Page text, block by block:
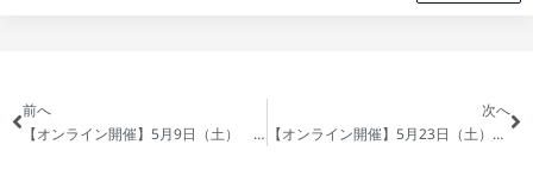
前へ
【オンライン開催】5月9日（土） -【節税×フルローン】フルローン×金利2%台×35年も狙える節税対策方法解説
次へ
【オンライン開催】5月23日（土） -なぜ富裕層は節税目的で不動産を買うべきなのか【節税×資産形成】